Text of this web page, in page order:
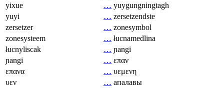
yixue
… yuygungningtagh
yuyi
… zersetzendste
zersetzer
… zonesymbol
zonesysteem
… łucnamedlina
łucnyliscak
… ɲangi
ɲangi
… επαν
επανα
… υεμενη
υεν
… апалавы